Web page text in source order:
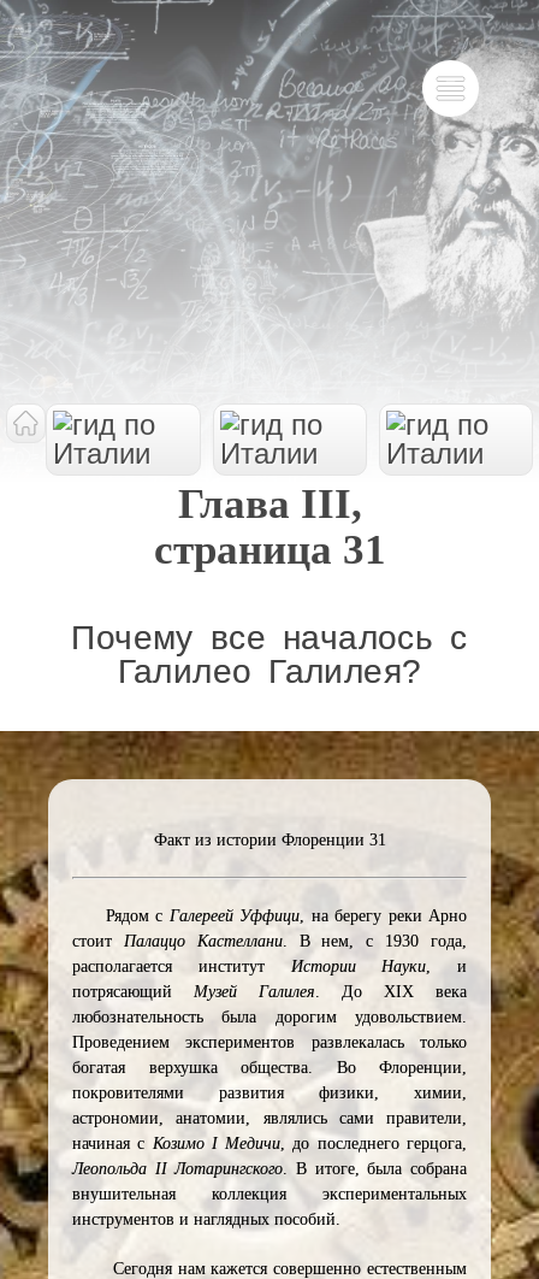
Глава III,
страница 31
Почему все началось с
Галилео Галилея?
Факт из истории Флоренции 31
Рядом с Галереей Уффици, на берегу реки Арно
стоит Палаццо Кастеллани. В нем, с 1930 года,
располагается институтИстории Науки, и
потрясающий Музей Галилея. До XIX века
любознательность была дорогим удовольствием.
Проведением экспериментов развлекалась только
богатая верхушка общества. Во Флоренции,
покровителями развития физики, химии,
астрономии, анатомии, являлись сами правители,
начиная с Козимо IМедичи, до последнего герцога,
Леопольда II Лотарингского. В итоге, была собрана
внушительная коллекция экспериментальных
инструментов и наглядных пособий.
Сегодня нам кажется совершенно естественным